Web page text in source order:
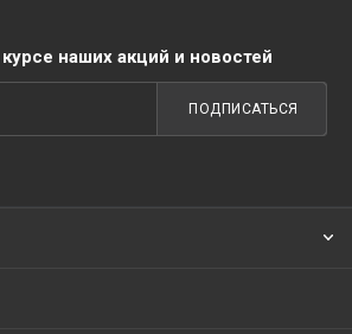
наших акций и новостей
ПОДПИСАТЬСЯ